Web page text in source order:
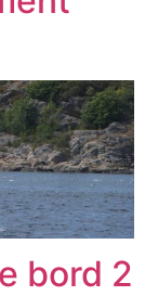
bord 2